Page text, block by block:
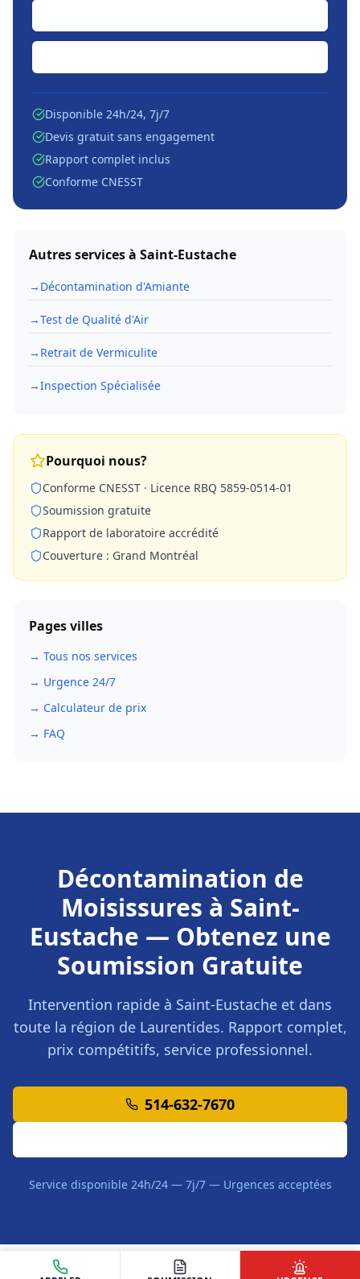
Disponible 24h/24, 7j/7
Devis gratuit sans engagement
Rapport complet inclus
Conforme CNESST
Autres services à Saint-Eustache
→ Décontamination d'Amiante
→Test de Qualité d'Air
→ Retrait de Vermiculite
→Inspection Spécialisée
Pourquoi nous?
Conforme CNESST · Licence RBQ 5859-0514-01
Soumission gratuite
Rapport de laboratoire accrédité
Couverture : Grand Montréal
Pages villes
→ Tous nos services
→ Urgence 24/7
→ Calculateur de prix
→ FAQ
Décontamination de
Moisissures à Saint-
Eustache — Obtenez une
Soumission Gratuite
Intervention rapide à Saint-Eustache et dans
toute la région de Laurentides. Rapport complet,
prix compétitifs, service professionnel.
514-632-7670
Service disponible 24h/24 — 7j/7 — Urgences acceptées